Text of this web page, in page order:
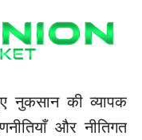
नुकसान की व्यापक
और नीतिगत